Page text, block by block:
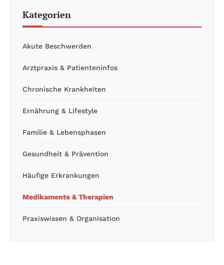
Kategorien
Akute Beschwerden
Arztpraxis & Patienteninfos
Chronische Krankheiten
Ernährung & Lifestyle
Familie & Lebensphasen
Gesundheit & Prävention
Häufige Erkrankungen
Medikamente & Therapien
Praxiswissen & Organisation